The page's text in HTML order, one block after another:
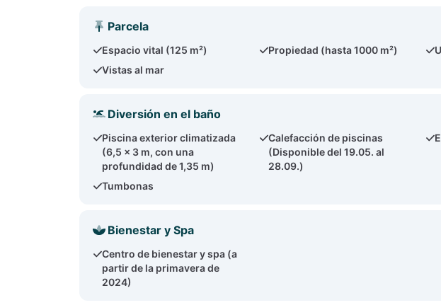
Parcela
Espacio vital (125 m²) Propiedad (hasta 1000 m²)
Vistas al mar
Diversión en el baño
Piscina exterior climatizada
(6,5 x 3 m, con una
profundidad de 1,35 m)
Calefacción de piscinas
(Disponible del 19.05. al
28.09.)
Tumbonas
Bienestar y Spa
Centro de bienestar y spa (a
partir de la primavera de
2024)